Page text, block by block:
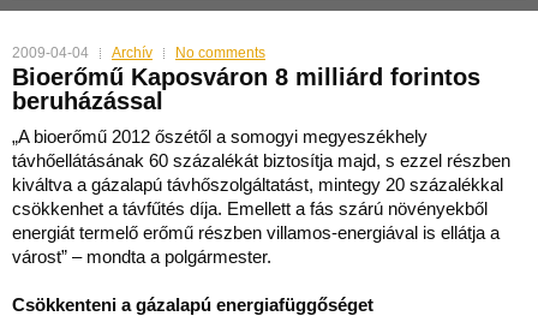
2009-04-04 Archív No comments
Bioerőmű Kaposváron 8 milliárd forintos
beruházással
„A bioerőmű 2012 őszétől a somogyi megyeszékhely
távhőellátásának 60 százalékát biztosítja majd, s ezzel részben
kiváltva a gázalapú távhőszolgáltatást, mintegy 20 százalékkal
csökkenhet a távfűtés díja. Emellett a fás szárú növényekből
energiát termelő erőmű részben villamos-energiával is ellátja a
várost” – mondta a polgármester.
Csökkenteni a gázalapú energiafüggőséget